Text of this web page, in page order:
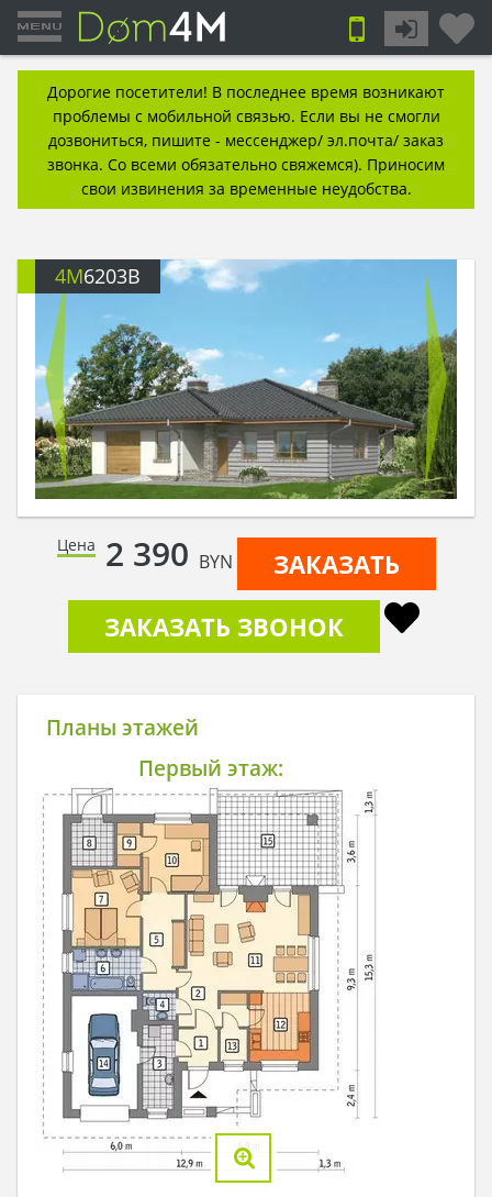
Дорогие посетители! В последнее время возникают
проблемы с мобильной связью. Если вы не смогли
дозвониться, пишите - мессенджер/ эл.почта/ заказ
звонка. Со всеми обязательно свяжемся). Приносим
свои извинения за временные неудобства.
4M6203B
Цена 2 390 BYN
ЗАКАЗАТЬ
ЗАКАЗАТЬ ЗВОНОК
Планы этажей
Первый этаж: